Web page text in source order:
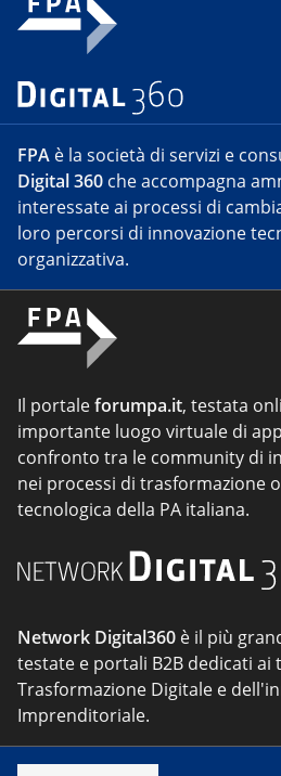
FPA è la società di servizi e
Digital 360 che accompagna
interessate ai processi di
loro percorsi di innovazione
organizzativa.
Il portaleforumpa.it, testata
importante luogo virtuale di
confronto tra le community di
nei processi di trasformazione
tecnologica della PA italiana.
Network Digital360 è il più
testate e portali B2B dedicati ai
Trasformazione Digitale e
Imprenditoriale.